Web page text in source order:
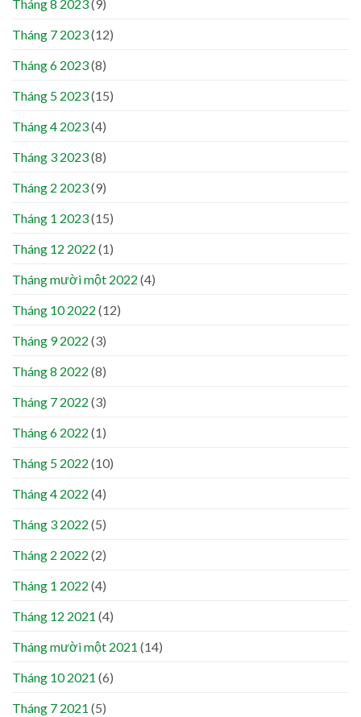
Tháng 8 2023(9)
Tháng 7 2023(12)
Tháng 6 2023(8)
Tháng 5 2023(15)
Tháng 4 2023(4)
Tháng 3 2023(8)
Tháng 2 2023(9)
Tháng 1 2023(15)
Tháng 12 2022 (1)
Tháng mười một 2022 (4)
Tháng 10 2022 (12)
Tháng 9 2022 (3)
Tháng 8 2022 (8)
Tháng 7 2022 (3)
Tháng 6 2022 (1)
Tháng 5 2022 (10)
Tháng 4 2022 (4)
Tháng 3 2022 (5)
Tháng 2 2022 (2)
Tháng 1 2022 (4)
Tháng 12 2021 (4)
Tháng mười một 2021 (14)
Tháng 10 2021 (6)
Tháng 7 2021 (5)